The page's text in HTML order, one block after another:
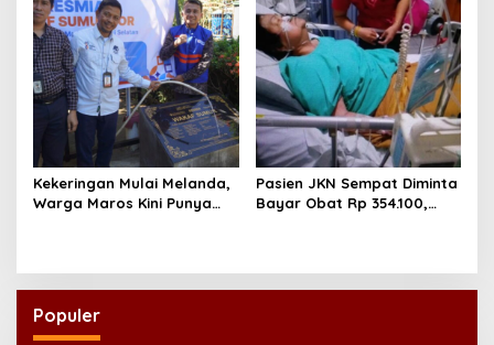
Kekeringan Mulai Melanda,
Warga Maros Kini Punya
Pasien JKN Sempat Diminta
Bayar Obat Rp 354.100,
Populer